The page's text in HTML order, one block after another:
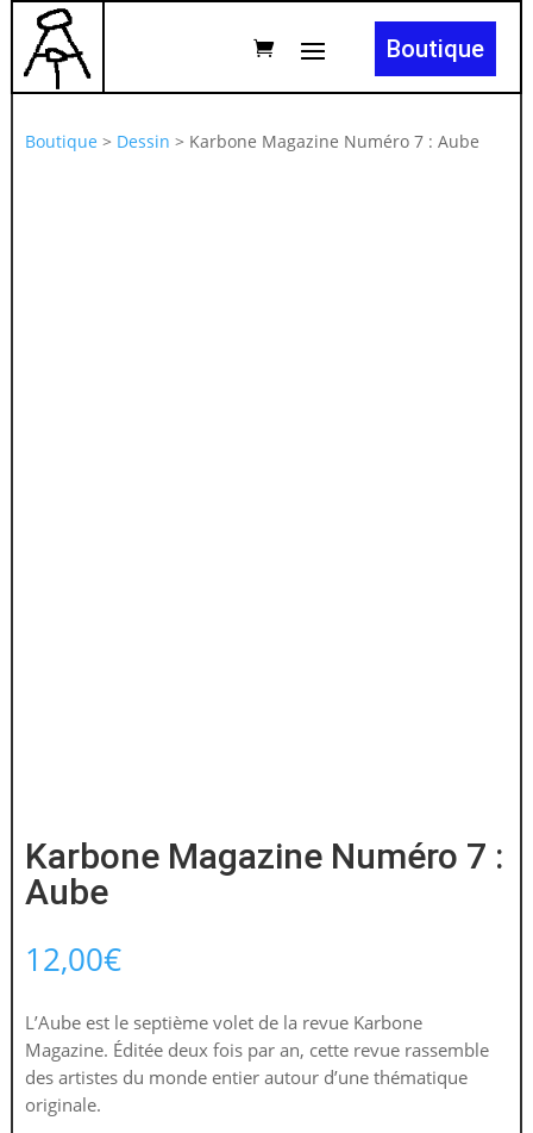
Boutique
Boutique > Dessin > Karbone Magazine Numéro 7 : Aube
Karbone Magazine Numéro 7 :
Aube
12,00€
L’Aube est le septième volet de la revue Karbone
Magazine. Éditée deux fois par an, cette revue rassemble
des artistes du monde entier autour d’une thématique
originale.